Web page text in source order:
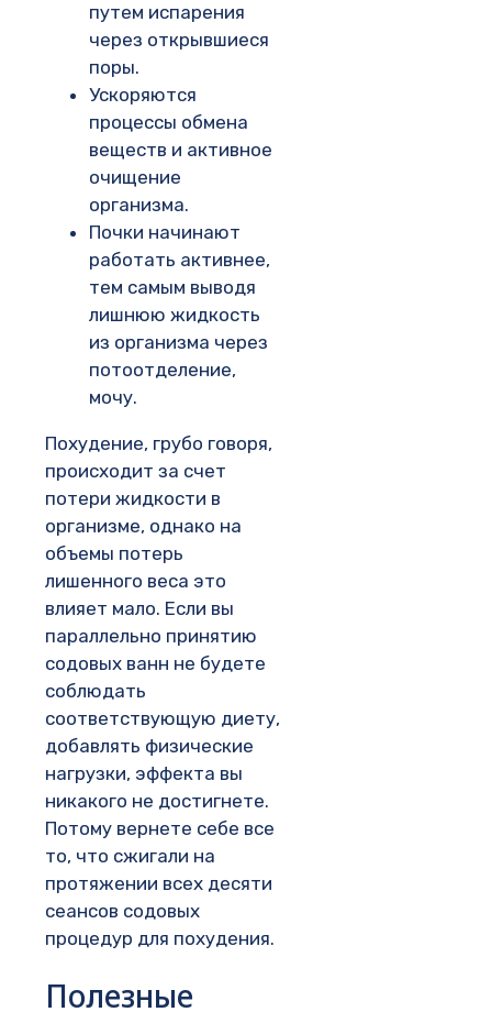
путем испарения
через открывшиеся
поры.
Ускоряются
процессы обмена
веществ и активное
очищение
организма.
Почки начинают
работать активнее,
тем самым выводя
лишнюю жидкость
из организма через
потоотделение,
мочу.
Похудение, грубо говоря,
происходит за счет
потери жидкости в
организме, однако на
объемы потерь
лишенного веса это
влияет мало. Если вы
параллельно принятию
содовых ванн не будете
соблюдать
соответствующую диету,
добавлять физические
нагрузки, эффекта вы
никакого не достигнете.
Потому вернете себе все
то, что сжигали на
протяжении всех десяти
сеансов содовых
процедур для похудения.
Полезные